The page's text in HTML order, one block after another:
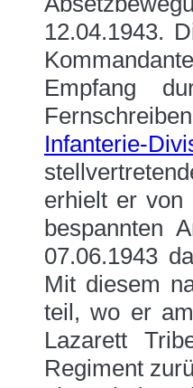
12.04.1943.
Empfang
Infanterie-
erhielt er von
bespannten
07.06.1943
Mit diesem
teil, wo er
Lazarett
Regiment